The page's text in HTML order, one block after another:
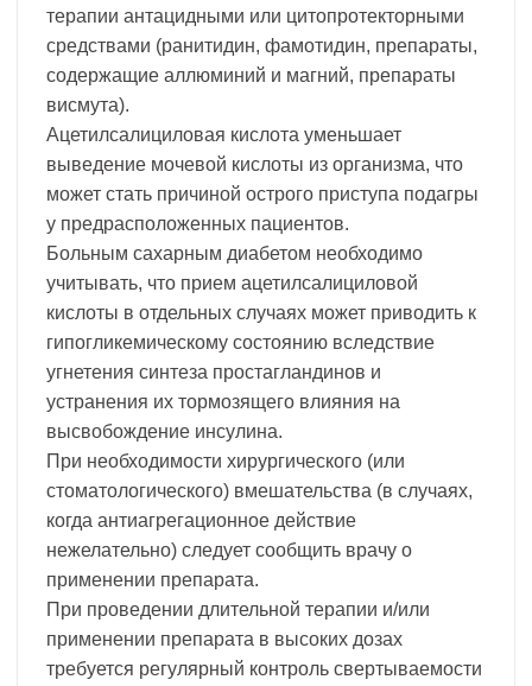
терапии антацидными или цитопротекторными
средствами (ранитидин, фамотидин, препараты,
содержащие аллюминий и магний, препараты
висмута).
Ацетилсалициловая кислота уменьшает
выведение мочевой кислоты из организма, что
может стать причиной острого приступа подагры
у предрасположенных пациентов.
Больным сахарным диабетом необходимо
учитывать, что прием ацетилсалициловой
кислоты в отдельных случаях может приводить к
гипогликемическому состоянию вследствие
угнетения синтеза простагландинов и
устранения их тормозящего влияния на
высвобождение инсулина.
При необходимости хирургического (или
стоматологического) вмешательства (в случаях,
когда антиагрегационное действие
нежелательно) следует сообщить врачу о
применении препарата.
При проведении длительной терапии и/или
применении препарата в высоких дозах
требуется регулярный контроль свертываемости